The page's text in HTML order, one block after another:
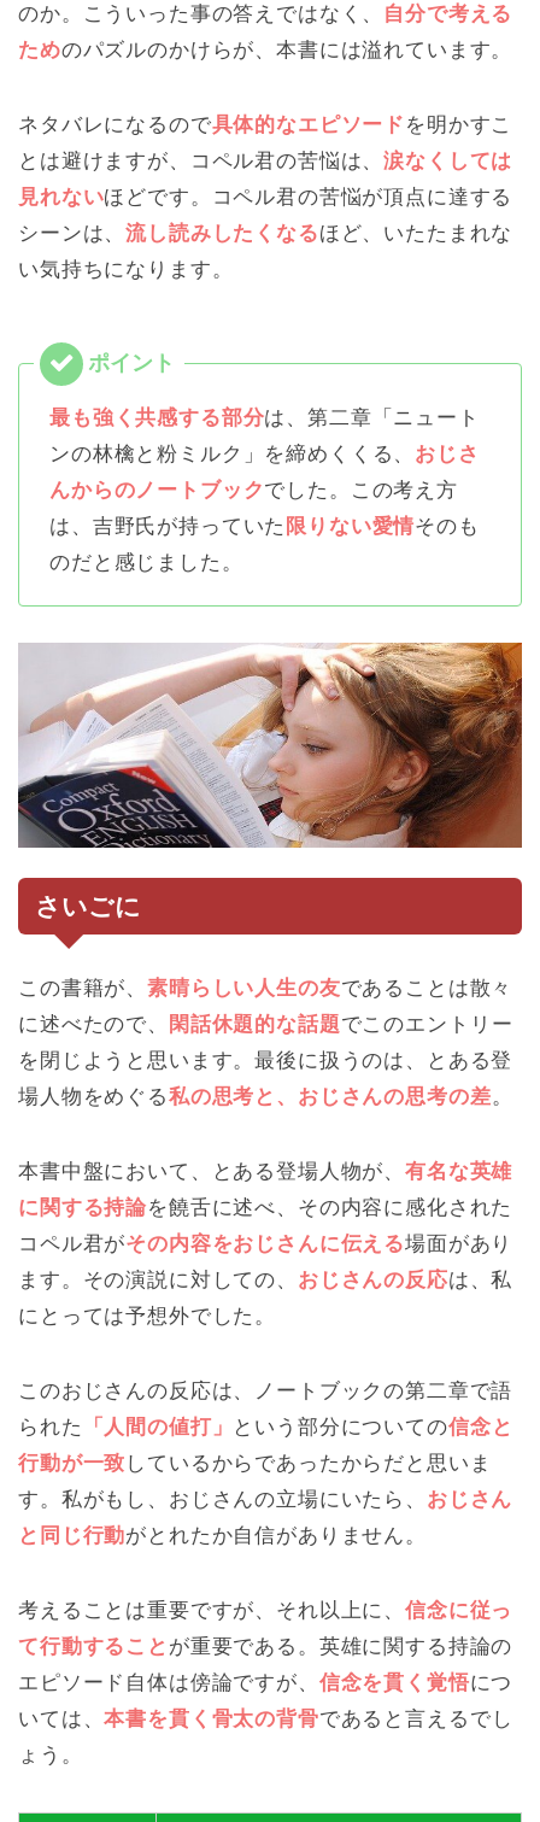
のか。こういった事の答えではなく、 自分で考える
ためのパズルのかけらが、本書には溢れています。
ネタバレになるので具体的なエピソード を明かすこ
とは避けますが、コペル君の苦悩は、涙なくしては
見れないほどです。コペル君の苦悩が頂点に達する
シーンは、流し読みしたくなるほど、いたたまれな
い気持ちになります。
最も強く共感する部分は、第二章「ニュート
ンの林檎と粉ミルク」を締めくくる、 おじさ
んからのノートブックでした。この考え方
は、吉野氏が持っていた 限りない愛情そのも
のだと感じました。
さいごに
この書籍が、素晴らしい人生の友であることは散々
に述べたので、
閑話休題的な話題でこのエントリー
を閉じようと思います。最後に扱うのは、とある登
場人物をめぐる私の思考と、おじさんの思考の差。
本書中盤において、とある登場人物が、有名な英雄
に関する持論を饒舌に述べ、その内容に感化された
コペル君がその内容をおじさんに伝える場面があり
ます。その演説に対しての、 おじさんの反応は、私
にとっては予想外でした。
このおじさんの反応は、ノートブックの第二章で語
られた
「人間の値打」 という部分についての信念と
行動が一致 しているからであったからだと思いま
す。私がもし、おじさんの立場にいたら、 おじさん
と同じ行動がとれたか自信がありません。
考えることは重要ですが、それ以上に、信念に従っ
て行動すること が重要である。英雄に関する持論の
エピソード自体は傍論ですが、 信念を貫く覚悟につ
いては、本書を貫く骨太の背骨であると言えるでし
ょう。